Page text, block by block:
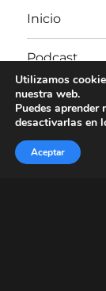
Inicio
Podcast
Visita
Utilizamos
nuestra web.
Puedes
desactivarlas en
Aceptar